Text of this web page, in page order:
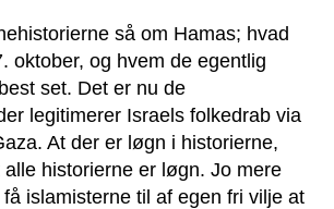
så om Hamas; hvad
oktober, og hvem de egentlig
set. Det er nu de
legitimerer Israels folkedrab via
At der er løgn i historierne,
historierne er løgn. Jo mere
islamisterne til af egen fri vilje at